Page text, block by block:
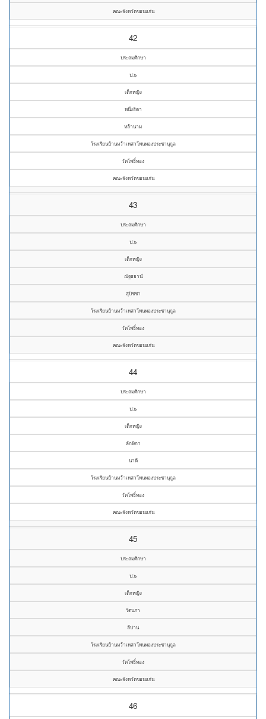
คณะจังหวัดขอนแก่น
42
ประถมศึกษา
ป.๖
เด็กหญิง
หนึ่งธิดา
หล้านาม
โรงเรียนบ้านหว้าเหล่าโพนทองประชานุกูล
วัดโพธิ์ทอง
คณะจังหวัดขอนแก่น
43
ประถมศึกษา
ป.๖
เด็กหญิง
ณัฐธยาน์
สุปัชชา
โรงเรียนบ้านหว้าเหล่าโพนทองประชานุกูล
วัดโพธิ์ทอง
คณะจังหวัดขอนแก่น
44
ประถมศึกษา
ป.๖
เด็กหญิง
ลักษิกา
นาดี
โรงเรียนบ้านหว้าเหล่าโพนทองประชานุกูล
วัดโพธิ์ทอง
คณะจังหวัดขอนแก่น
45
ประถมศึกษา
ป.๖
เด็กหญิง
รัตนภา
ลีปาน
โรงเรียนบ้านหว้าเหล่าโพนทองประชานุกูล
วัดโพธิ์ทอง
คณะจังหวัดขอนแก่น
46